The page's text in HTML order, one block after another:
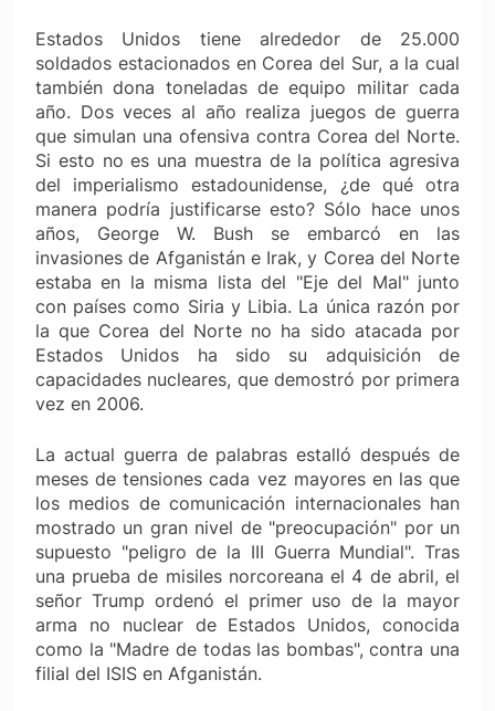
Estados Unidos tiene alrededor de 25.000
soldados estacionados en Corea del Sur, a la cual
también dona toneladas de equipo militar cada
año. Dos veces al año realiza juegos de guerra
que simulan una ofensiva contra Corea del Norte.
Si esto no es una muestra de la política agresiva
del imperialismo estadounidense, ¿de qué otra
manera podría justificarse esto? Sólo hace unos
años, George W. Bush se embarcó en las
invasiones de Afganistán e Irak, y Corea del Norte
estaba en la misma lista del "Eje del Mal" junto
con países como Siria y Libia. La única razón por
la que Corea del Norte no ha sido atacada por
Estados Unidos ha sido su adquisición de
capacidades nucleares, que demostró por primera
vez en 2006.
La actual guerra de palabras estalló después de
meses de tensiones cada vez mayores en las que
los medios de comunicación internacionales han
mostrado un gran nivel de "preocupación" por un
supuesto "peligro de la III Guerra Mundial". Tras
una prueba de misiles norcoreana el 4 de abril, el
señor Trump ordenó el primer uso de la mayor
arma no nuclear de Estados Unidos, conocida
como la "Madre de todas las bombas", contra una
filial del ISIS en Afganistán.